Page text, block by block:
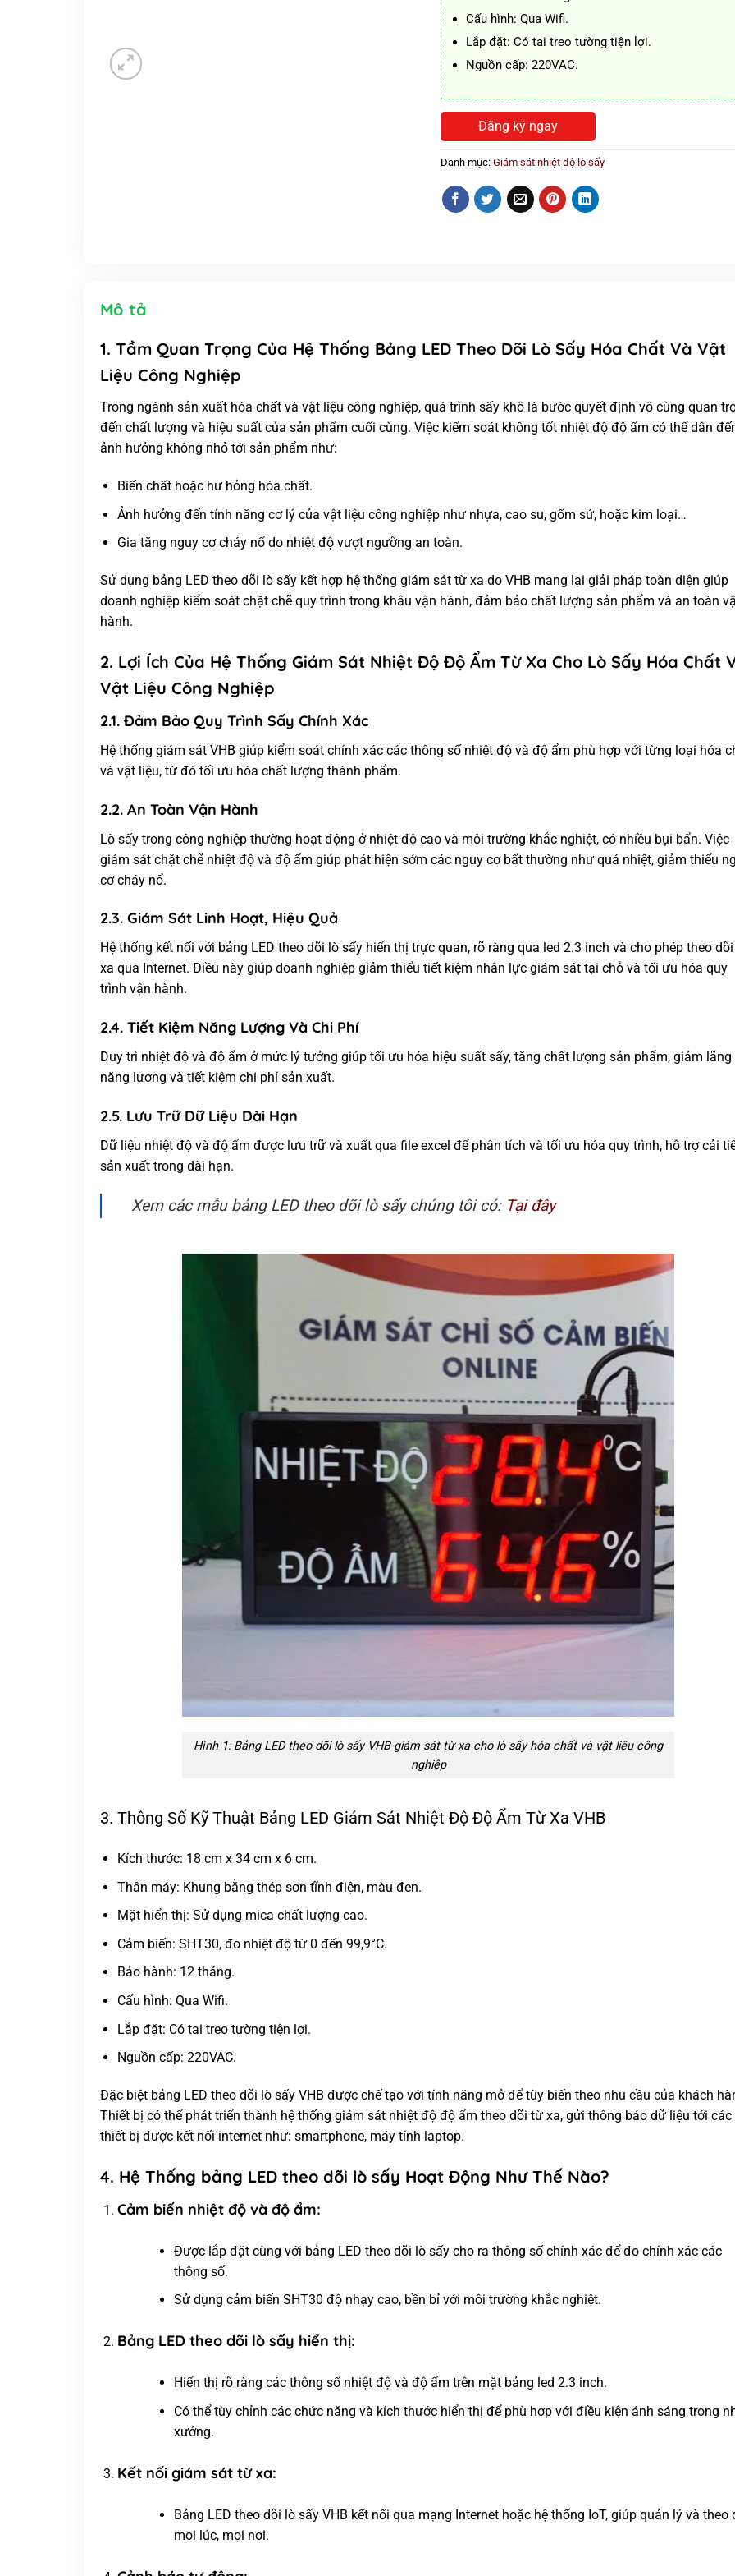
Cấu hình: Qua Wifi.
Lắp đặt: Có tai treo tường tiện lợi.
Nguồn cấp: 220VAC.
Đăng ký ngay
Danh mục: Giám sát nhiệt độ lò sấy
Mô tả
1. Tầm Quan Trọng Của Hệ Thống Bảng LED Theo Dõi Lò Sấy Hóa Chất Và Vật
Liệu Công Nghiệp
Trong ngành sản xuất hóa chất và vật liệu công nghiệp, quá trình sấy khô là bước quyết định vô cùng quan
đến chất lượng và hiệu suất của sản phẩm cuối cùng. Việc kiểm soát không tốt nhiệt độ độ ẩm có thể dẫn
ảnh hưởng không nhỏ tới sản phẩm như:
Biến chất hoặc hư hỏng hóa chất.
Ảnh hưởng đến tính năng cơ lý của vật liệu công nghiệp như nhựa, cao su, gốm sứ, hoặc kim loại…
Gia tăng nguy cơ cháy nổ do nhiệt độ vượt ngưỡng an toàn.
Sử dụng bảng LED theo dõi lò sấy kết hợp hệ thống giám sát từ xa do VHB mang lại giải pháp toàn diện giúp
doanh nghiệp kiểm soát chặt chẽ quy trình trong khâu vận hành, đảm bảo chất lượng sản phẩm và an toàn
hành.
2. Lợi Ích Của Hệ Thống Giám Sát Nhiệt Độ Độ Ẩm Từ Xa Cho Lò Sấy Hóa Chất
Vật Liệu Công Nghiệp
2.1. Đảm Bảo Quy Trình Sấy Chính Xác
Hệ thống giám sát VHB giúp kiểm soát chính xác các thông số nhiệt độ và độ ẩm phù hợp với từng loại hóa
và vật liệu, từ đó tối ưu hóa chất lượng thành phẩm.
2.2. An Toàn Vận Hành
Lò sấy trong công nghiệp thường hoạt động ở nhiệt độ cao và môi trường khắc nghiệt, có nhiều bụi bẩn. Việc
giám sát chặt chẽ nhiệt độ và độ ẩm giúp phát hiện sớm các nguy cơ bất thường như quá nhiệt, giảm thiểu
cơ cháy nổ.
2.3. Giám Sát Linh Hoạt, Hiệu Quả
Hệ thống kết nối với bảng LED theo dõi lò sấy hiển thị trực quan, rõ ràng qua led 2.3 inch và cho phép theo
xa qua Internet. Điều này giúp doanh nghiệp giảm thiểu tiết kiệm nhân lực giám sát tại chỗ và tối ưu hóa quy
trình vận hành.
2.4. Tiết Kiệm Năng Lượng Và Chi Phí
Duy trì nhiệt độ và độ ẩm ở mức lý tưởng giúp tối ưu hóa hiệu suất sấy, tăng chất lượng sản phẩm, giảm lãng
năng lượng và tiết kiệm chi phí sản xuất.
2.5. Lưu Trữ Dữ Liệu Dài Hạn
Dữ liệu nhiệt độ và độ ẩm được lưu trữ và xuất qua file excel để phân tích và tối ưu hóa quy trình, hỗ trợ cải
sản xuất trong dài hạn.
Xem các mẫu bảng LED theo dõi lò sấy chúng tôi có:Tại đây
Hình 1: Bảng LED theo dõi lò sấy VHB giám sát từ xa cho lò sấy hóa chất và vật liệu công
nghiệp
3. Thông Số Kỹ Thuật Bảng LED Giám Sát Nhiệt Độ Độ Ẩm Từ Xa VHB
Kích thước: 18 cm x 34 cm x 6 cm.
Thân máy: Khung bằng thép sơn tĩnh điện, màu đen.
Mặt hiển thị: Sử dụng mica chất lượng cao.
Cảm biến: SHT30, đo nhiệt độ từ 0 đến 99,9°C.
Bảo hành: 12 tháng.
Cấu hình: Qua Wifi.
Lắp đặt: Có tai treo tường tiện lợi.
Nguồn cấp: 220VAC.
Đặc biệt bảng LED theo dõi lò sấy VHB được chế tạo với tính năng mở để tùy biến theo nhu cầu của khách
Thiết bị có thể phát triển thành hệ thống giám sát nhiệt độ độ ẩm theo dõi từ xa, gửi thông báo dữ liệu tới các
thiết bị được kết nối internet như: smartphone, máy tính laptop.
4. Hệ Thống bảng LED theo dõi lò sấy Hoạt Động Như Thế Nào?
Cảm biến nhiệt độ và độ ẩm:
Được lắp đặt cùng với bảng LED theo dõi lò sấy cho ra thông số chính xác để đo chính xác các
thông số.
Sử dụng cảm biến SHT30 độ nhạy cao, bền bỉ với môi trường khắc nghiệt.
Bảng LED theo dõi lò sấy hiển thị:
Hiển thị rõ ràng các thông số nhiệt độ và độ ẩm trên mặt bảng led 2.3 inch.
Có thể tùy chỉnh các chức năng và kích thước hiển thị để phù hợp với điều kiện ánh sáng trong
xưởng.
Kết nối giám sát từ xa:
Bảng LED theo dõi lò sấy VHB kết nối qua mạng Internet hoặc hệ thống IoT, giúp quản lý và theo
mọi lúc, mọi nơi.